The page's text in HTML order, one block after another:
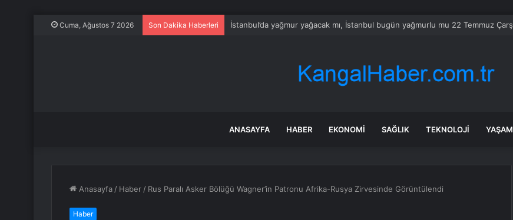
Cuma, Ağustos 7 2026 Son Dakika Haberleri Kurtulmuş’tan ‘Terörsüz Türkiye’ için çerçeve yasa sinyali
ANASAYFA HABER EKONOMI SAĞLIK TEKNOLOJI YAŞAM
Anasayfa / Haber / Rus Paralı Asker Bölüğü Wagner’in Patronu Afrika-Rusya Zirvesinde Görüntülendi
Haber